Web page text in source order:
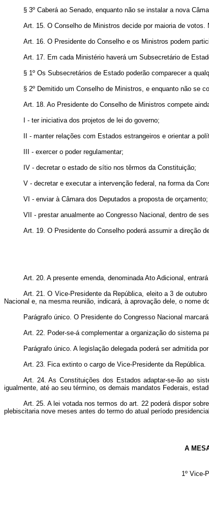
§ 3º Caberá ao Senado, enquanto não se instalar a nova
Art. 15. O Conselho de Ministros decide por maioria de
Art. 16. O Presidente do Conselho e os Ministros podem
Art. 17. Em cada Ministério haverá um Subsecretário de
§ 1º Os Subsecretários de Estado poderão comparecer a
§ 2º Demitido um Conselho de Ministros, e enquanto não se
Art. 18. Ao Presidente do Conselho de Ministros compete
I - ter iniciativa dos projetos de lei do governo;
II - manter relações com Estados estrangeiros e orientar a
III - exercer o poder regulamentar;
IV - decretar o estado de sítio nos têrmos da Constituição;
V - decretar e executar a intervenção federal, na forma da
VI - enviar à Câmara dos Deputados a proposta de orçamento;
VII - prestar anualmente ao Congresso Nacional, dentro de
Art. 19. O Presidente do Conselho poderá assumir a direção
Art. 20. A presente emenda, denominada Ato Adicional,
Art. 21. O Vice-Presidente da República, eleito a 3 de
Nacional e, na mesma reunião, indicará, à aprovação dele, o nome
Parágrafo único. O Presidente do Congresso Nacional
Art. 22. Poder-se-á complementar a organização do sistema
Parágrafo único. A legislação delegada poderá ser admitida
Art. 23. Fica extinto o cargo de Vice-Presidente da República.
Art. 24. As Constituições dos Estados adaptar-se-ão ao
igualmente, até ao seu término, os demais mandatos Federais,
Art. 25. A lei votada nos termos do art. 22 poderá dispor
plebiscitaria nove meses antes do termo do atual período
A
1º Vice-